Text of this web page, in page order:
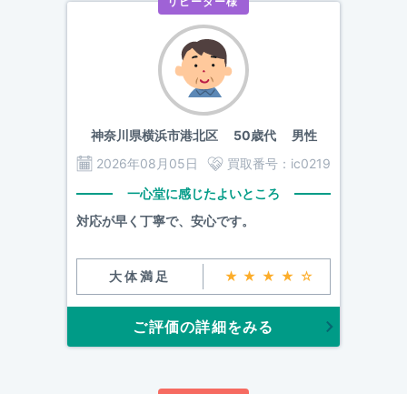
神奈川県横浜市港北区50歳代 男性
2026年08月05日
買取番号： ic0219
一心堂に感じたよいところ
対応が早く丁寧で、安心です。
大体満足 ★★★★☆
ご評価の詳細をみる